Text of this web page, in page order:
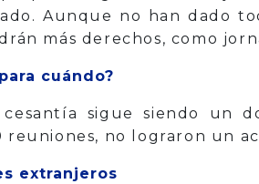
Aunque no han dado
más derechos, como
cuándo?
sigue siendo un
reuniones, no lograron un
extranjeros